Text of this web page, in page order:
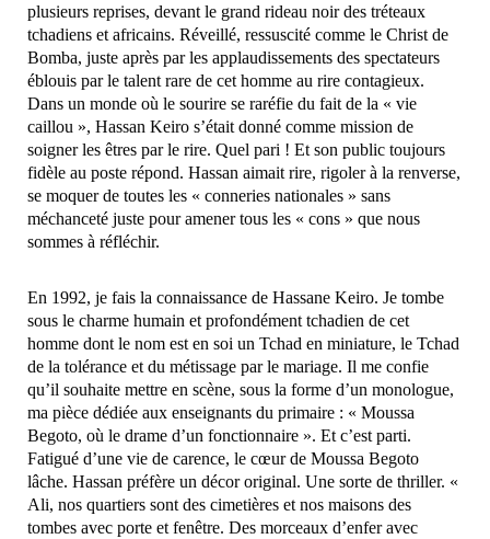
plusieurs reprises, devant le grand rideau noir des tréteaux
tchadiens et africains. Réveillé, ressuscité comme le Christ de
Bomba, juste après par les applaudissements des spectateurs
éblouis par le talent rare de cet homme au rire contagieux.
Dans un monde où le sourire se raréfie du fait de la « vie
caillou », Hassan Keiro s’était donné comme mission de
soigner les êtres par le rire. Quel pari ! Et son public toujours
fidèle au poste répond. Hassan aimait rire, rigoler à la renverse,
se moquer de toutes les « conneries nationales » sans
méchanceté juste pour amener tous les « cons » que nous
sommes à réfléchir.
En 1992, je fais la connaissance de Hassane Keiro. Je tombe
sous le charme humain et profondément tchadien de cet
homme dont le nom est en soi un Tchad en miniature, le Tchad
de la tolérance et du métissage par le mariage. Il me confie
qu’il souhaite mettre en scène, sous la forme d’un monologue,
ma pièce dédiée aux enseignants du primaire : « Moussa
Begoto, où le drame d’un fonctionnaire ». Et c’est parti.
Fatigué d’une vie de carence, le cœur de Moussa Begoto
lâche. Hassan préfère un décor original. Une sorte de thriller. «
Ali, nos quartiers sont des cimetières et nos maisons des
tombes avec porte et fenêtre. Des morceaux d’enfer avec